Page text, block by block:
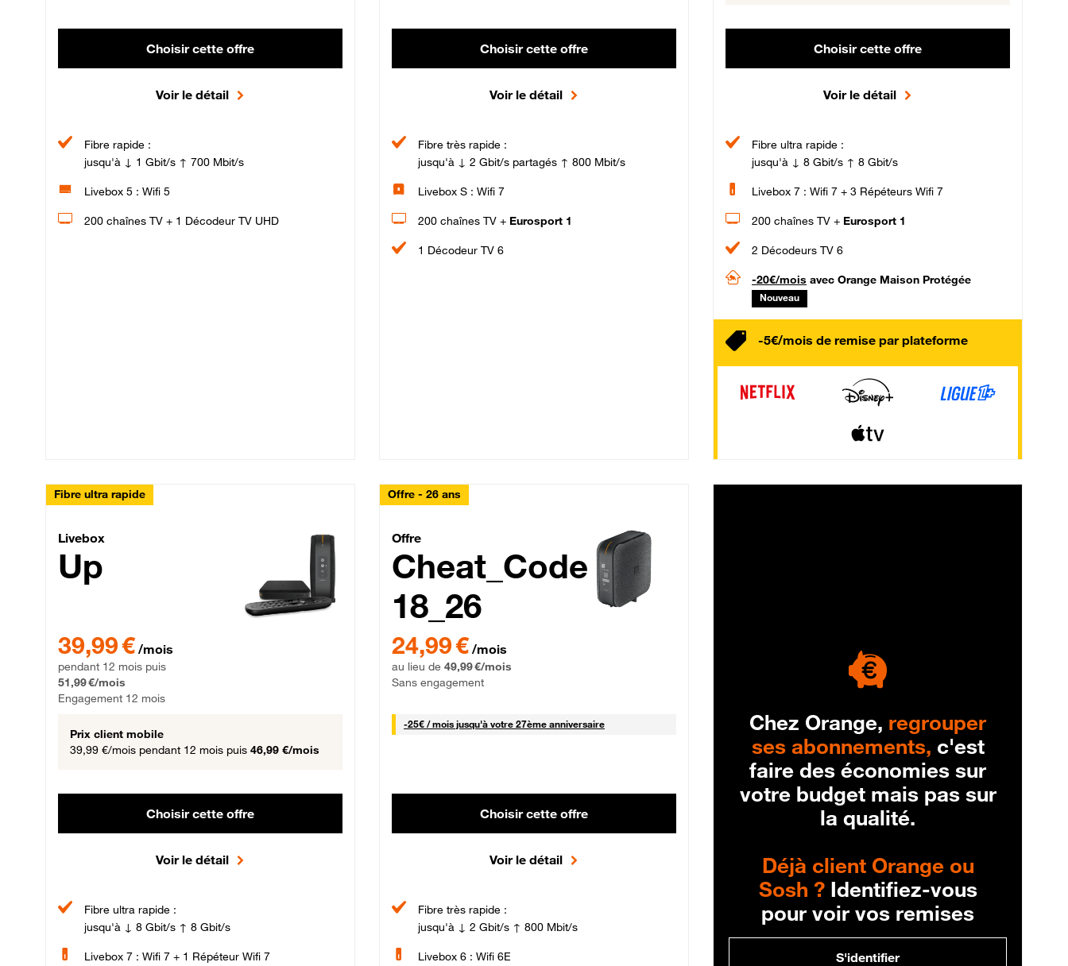
Choisir cette offre
Voir le détail
Fibre rapide :
jusqu'à ↓ 1 Gbit/s ↑ 700 Mbit/s
Livebox 5 : Wifi 5
200 chaînes TV + 1 Décodeur TV UHD
Choisir cette offre
Voir le détail
Fibre très rapide :
jusqu'à ↓ 2 Gbit/s partagés ↑ 800 Mbit/s
Livebox S : Wifi 7
200 chaînes TV + Eurosport 1
1 Décodeur TV 6
Choisir cette offre
Voir le détail
Fibre ultra rapide :
jusqu'à ↓ 8 Gbit/s ↑ 8 Gbit/s
Livebox 7 : Wifi 7 + 3 Répéteurs Wifi 7
200 chaînes TV + Eurosport 1
2 Décodeurs TV 6
-20€/mois avec Orange Maison Protégée
Nouveau
-5€/mois de remise par plateforme
Fibre ultra rapide
Livebox Up Fibre
Livebox
Up
39,99 € /mois
pendant 12 mois puis
51,99 €/mois
Engagement 12 mois
Prix client mobile
39,99 €/mois pendant 12 mois puis 46,99 €/mois
Choisir cette offre
Voir le détail
Fibre ultra rapide :
jusqu'à ↓ 8 Gbit/s ↑ 8 Gbit/s
Livebox 7 : Wifi 7 + 1 Répéteur Wifi 7
Offre - 26 ans
Cheat_Code Fibre_18_26
Offre
Cheat_Code
18_26
24,99 € /mois
au lieu de 49,99 €/mois
Sans engagement
-25€ / mois25 € par mois
jusqu'à votre 27ème anniversaire
Choisir cette offre
Voir le détail
Fibre très rapide :
jusqu'à ↓ 2 Gbit/s ↑ 800 Mbit/s
Livebox 6 : Wifi 6E
Chez Orange, regrouper
ses abonnements, c'est
faire des économies sur
votre budget mais pas sur
la qualité.
Déjà client Orange ou
Sosh ?Identifiez-vous
pour voir vos remises
S'identifier